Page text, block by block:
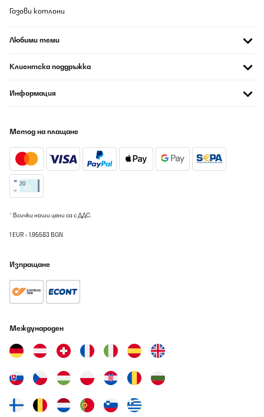
Газови котлони
Любими теми
Клиентска поддръжка
Информация
Метод на плащане
* Всички наши цени са с ДДС.
1 EUR = 1.95583 BGN
Изпращане
Международен